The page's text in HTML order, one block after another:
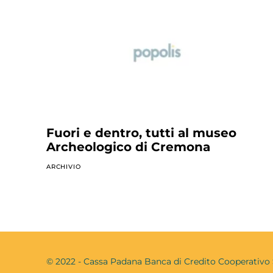
Fuori e dentro, tutti al museo
Archeologico di Cremona
ARCHIVIO
© 2022 - Cassa Padana Banca di Credito